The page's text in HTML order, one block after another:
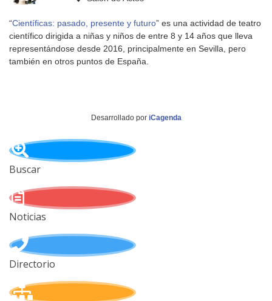
“Científicas: pasado, presente y futuro” es una actividad de teatro
científico dirigida a niñas y niños de entre 8 y 14 años que lleva
representándose desde 2016, principalmente en Sevilla, pero
también en otros puntos de España.
Desarrollado por iCagenda
Buscar
Noticias
Directorio